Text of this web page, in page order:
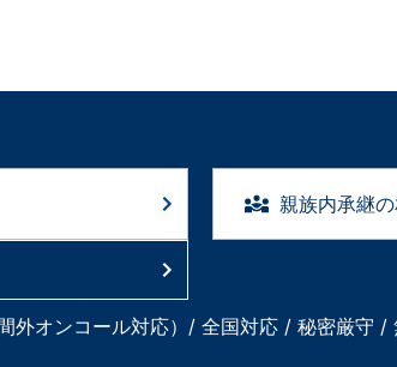
親族内承継
外オンコール対応）/ 全国対応 / 秘密厳守 /